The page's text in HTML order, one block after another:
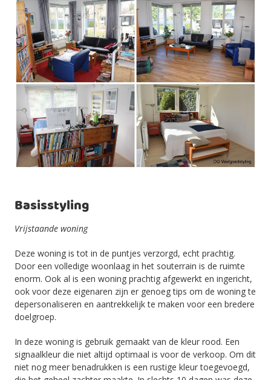
Basisstyling
Vrijstaande woning
Deze woning is tot in de puntjes verzorgd, echt prachtig.
Door een volledige woonlaag in het souterrain is de ruimte
enorm. Ook al is een woning prachtig afgewerkt en ingericht,
ook voor deze eigenaren zijn er genoeg tips om de woning te
depersonaliseren en aantrekkelijk te maken voor een bredere
doelgroep.
In deze woning is gebruik gemaakt van de kleur rood. Een
signaalkleur die niet altijd optimaal is voor de verkoop. Om dit
niet nog meer benadrukken is een rustige kleur toegevoegd,